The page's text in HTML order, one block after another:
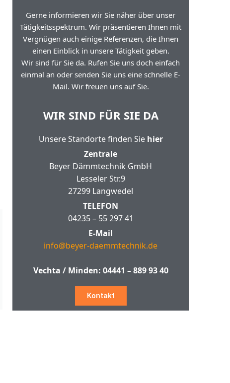
Gerne informieren wir Sie näher über unser
Tätigkeitsspektrum. Wir präsentieren Ihnen mit
Vergnügen auch einige Referenzen, die Ihnen
einen Einblick in unsere Tätigkeit geben.
Wir sind für Sie da. Rufen Sie uns doch einfach
einmal an oder senden Sie uns eine schnelle E-
Mail. Wir freuen uns auf Sie.
WIR SIND FÜR SIE DA
Unsere Standorte finden Sie hier
Zentrale
Beyer Dämmtechnik GmbH
Lesseler Str.9
27299 Langwedel
TELEFON
04235 – 55 297 41
E-Mail
info@beyer-daemmtechnik.de
Vechta / Minden: 04441 – 889 93 40
Kontakt